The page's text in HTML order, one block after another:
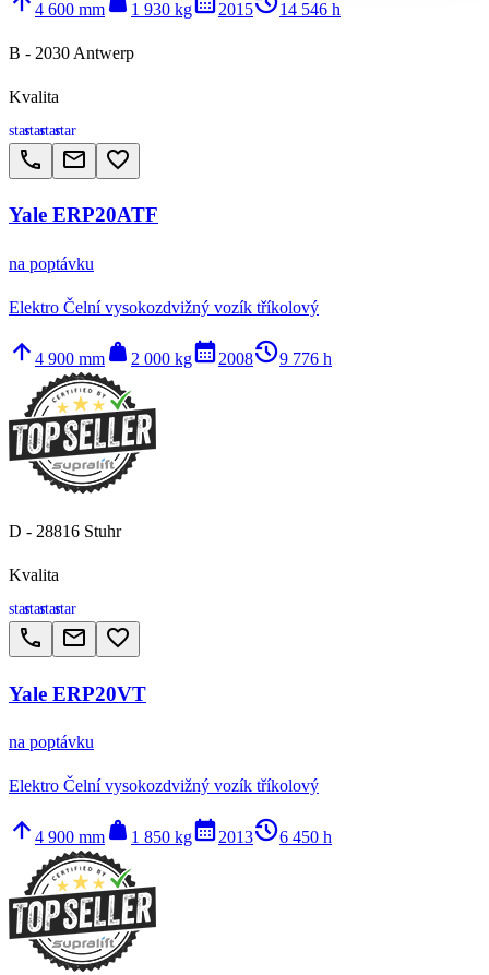
4 600 mm 1 930 kg 2015 14 546 h
B - 2030 Antwerp
Kvalita
starstarstarstar
call email favorite_border
Yale ERP20ATF
na poptávku
Elektro Čelní vysokozdvižný vozík tříkolový
arrow_upward 4 900 mm weight 2 000 kgcalendar_month2008history_29 776 h
D - 28816 Stuhr
Kvalita
starstarstarstar
call email favorite_border
Yale ERP20VT
na poptávku
Elektro Čelní vysokozdvižný vozík tříkolový
arrow_upward 4 900 mm weight 1 850 kgcalendar_month2013history_26 450 h